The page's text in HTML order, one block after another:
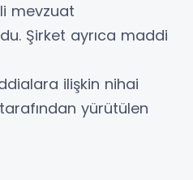
mevzuat
Şirket ayrıca maddi
ilişkin nihai
yürütülen